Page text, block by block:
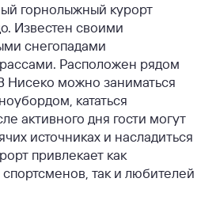
горнолыжный курорт
Известен своими
снегопадами
Расположен рядом
Нисеко можно заниматься
кататься
активного дня гости могут
источниках и насладиться
привлекает как
так и любителей